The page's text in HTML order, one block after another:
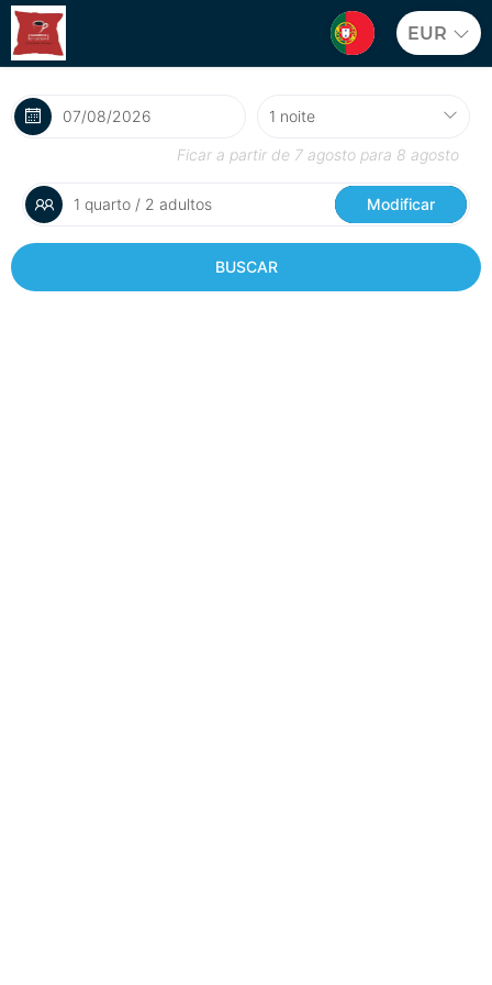
EUR
Ficar a partir de 7 agosto para 8 agosto
1 quarto / 2 adultos Modificar